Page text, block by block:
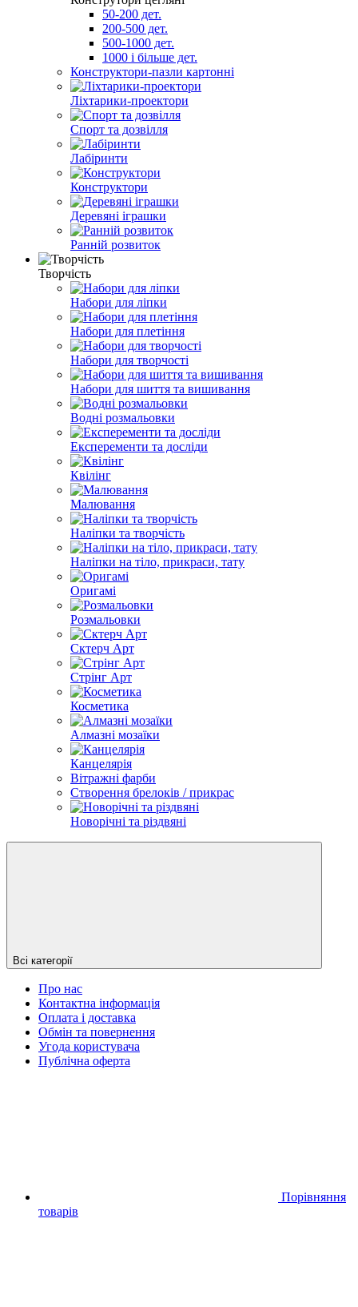
50-200 дет.
200-500 дет.
500-1000 дет.
1000 і більше дет.
Конструктори-пазли картонні
Ліхтарики-проектори
Спорт та дозвілля
Лабіринти
Конструктори
Деревяні іграшки
Ранній розвиток
Творчість
Набори для ліпки
Набори для плетіння
Набори для творчості
Набори для шиття та вишивання
Водні розмальовки
Експеременти та досліди
Квілінг
Малювання
Наліпки та творчість
Наліпки на тіло, прикраси, тату
Оригамі
Розмальовки
Сктерч Арт
Стрінг Арт
Косметика
Алмазні мозаїки
Канцелярія
Вітражні фарби
Створення брелоків / прикрас
Новорічні та різдвяні
Всі категорії
Про нас
Контактна інформація
Оплата і доставка
Обмін та повернення
Угода користувача
Публічна оферта
Порівняння
товарів